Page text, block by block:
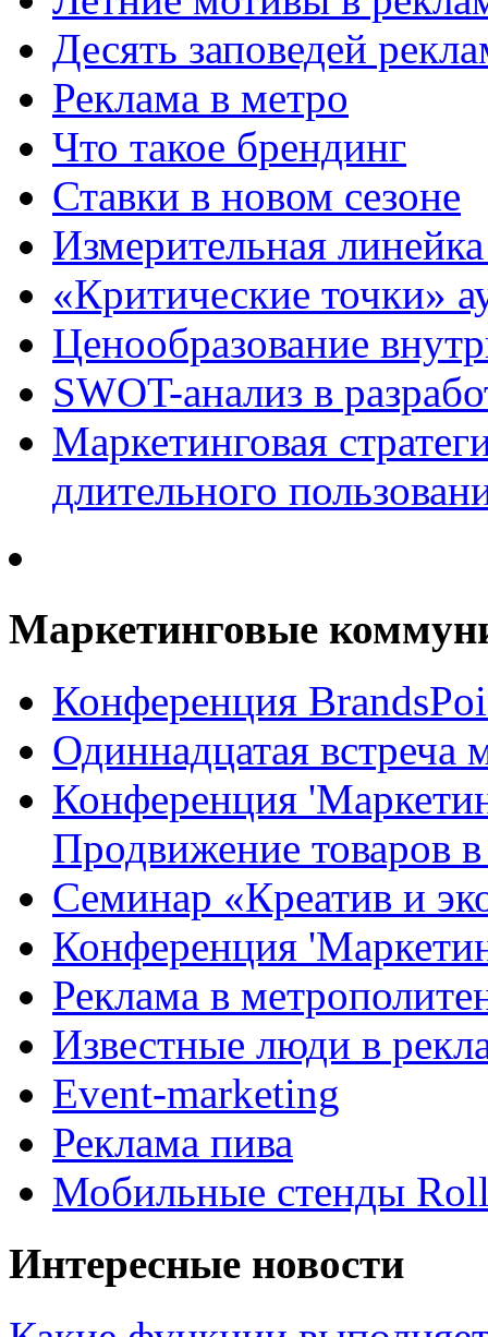
Десять заповедей
Реклама в метро
Что такое брендинг
Ставки в новом сезоне
Измерительная
«Критические точки»
Ценообразование
SWOT-анализ в
Маркетинговая
длительного
Маркетинговые
Конференция
Одиннадцатая
Конференция
Продвижение товаров
Семинар «Креатив и
Конференция
Реклама в
Известные люди в
Event-marketing
Реклама пива
Мобильные стенды
Интересные новости